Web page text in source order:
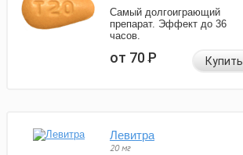
Самый долгоиграющий
препарат. Эффект до 36
часов.
от 70Р Купить
Левитра
20 мг